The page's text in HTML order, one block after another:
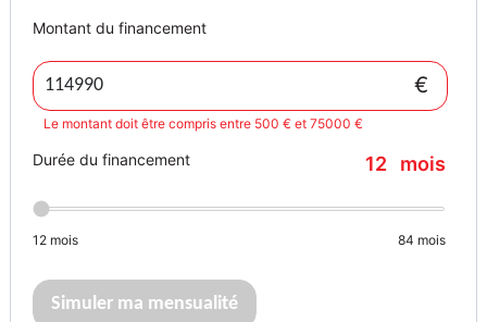
Montant du financement
€
Le montant doit être compris entre 500 € et 75000 €
Durée du financement 12 mois
12 mois 84 mois
Simuler ma mensualité